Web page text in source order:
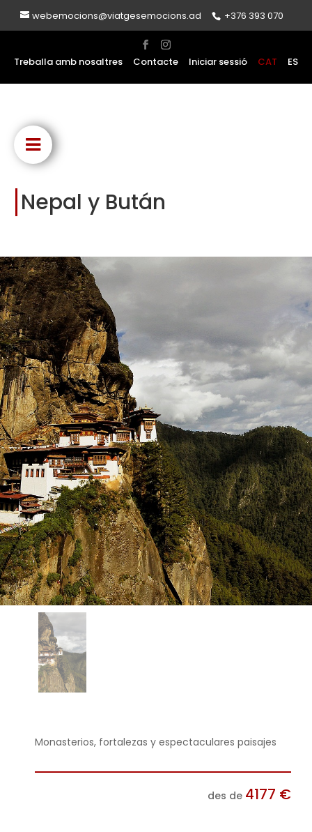
webemocions@viatgesemocions.ad +376 393 070
Treballa amb nosaltres Contacte Iniciar sessió CAT ES
Nepal y Bután
Monasterios, fortalezas y espectaculares paisajes
des de 4177 €